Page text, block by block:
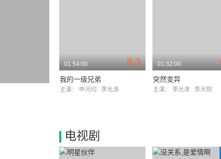
8.3
01:54:00
我的一级兄弟
主演： 申河均 李光洙
01:32:00
突然变异
主演： 李光洙 李天熙
电视剧